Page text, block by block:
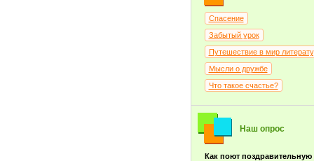
Спасение
Забытый урок
Путешествие в мир
Мысли о дружбе
Что такое счастье?
Наш опрос
Как поют